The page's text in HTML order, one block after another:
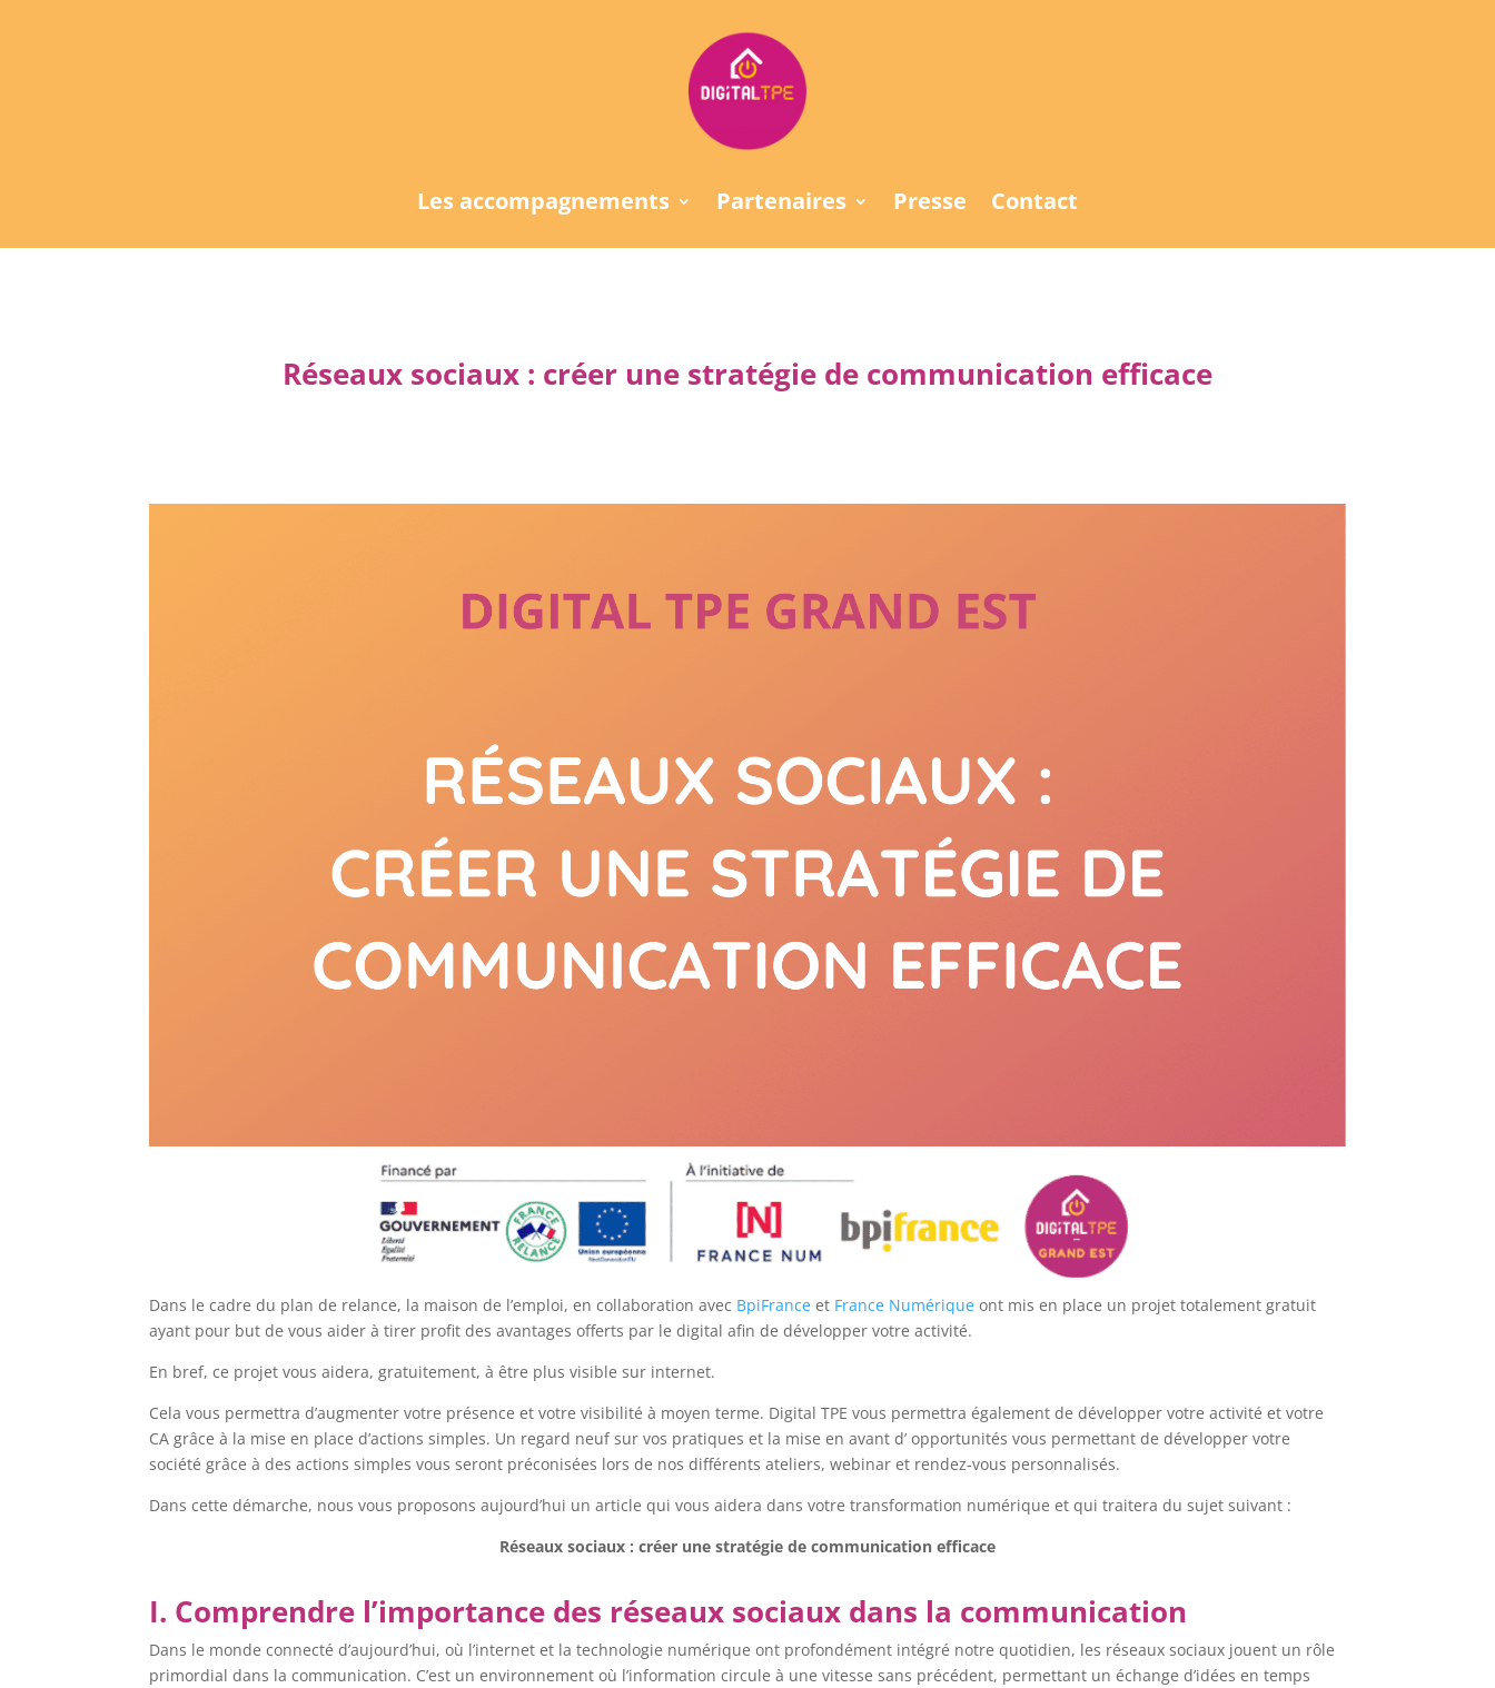
Les accompagnements Partenaires Presse Contact
Réseaux sociaux : créer une stratégie de communication efficace
Dans le cadre du plan de relance, la maison de l’emploi, en collaboration avec BpiFrance et France Numérique ont mis en place un projet totalement gratuit
ayant pour but de vous aider à tirer profit des avantages offerts par le digital afin de développer votre activité.
En bref, ce projet vous aidera, gratuitement, à être plus visible sur internet.
Cela vous permettra d’augmenter votre présence et votre visibilité à moyen terme. Digital TPE vous permettra également de développer votre activité et votre
CA grâce à la mise en place d’actions simples. Un regard neuf sur vos pratiques et la mise en avant d’ opportunités vous permettant de développer votre
société grâce à des actions simples vous seront préconisées lors de nos différents ateliers, webinar et rendez-vous personnalisés.
Dans cette démarche, nous vous proposons aujourd’hui un article qui vous aidera dans votre transformation numérique et qui traitera du sujet suivant :
Réseaux sociaux : créer une stratégie de communication efficace
I. Comprendre l’importance des réseaux sociaux dans la communication
Dans le monde connecté d’aujourd’hui, où l’internet et la technologie numérique ont profondément intégré notre quotidien, les réseaux sociaux jouent un rôle
primordial dans la communication. C’est un environnement où l’information circule à une vitesse sans précédent, permettant un échange d’idées en temps